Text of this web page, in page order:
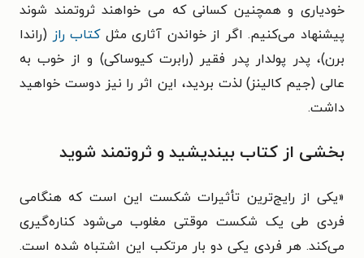
خودیاری و همچنین کسانی که می خواهند ثروتمند شوند
پیشنهاد می‌کنیم. اگر از خواندن آثاری مثلکتاب راز (راندا
برن)، پدر پولدار پدر فقیر (رابرت کیوساکی) و از خوب به
عالی (جیم کالینز) لذت بردید، این اثر را نیز دوست خواهید
داشت.
بخشی از کتاب بیندیشید و ثروتمند شوید
«یکى از رایج‌ترین تأثیرات شکست این است که هنگامى
فردى طى یک شکست موقتى مغلوب می‌شود کناره‌گیری
می‌کند. هر فردى یکى دو بار مرتکب این اشتباه شده است.